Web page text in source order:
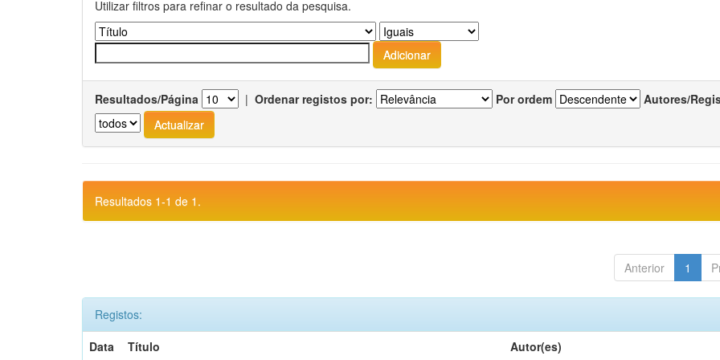
Utilizar filtros para refinar o resultado da pesquisa.
Resultados/Página | Ordenar registos por: Por ordem Autores/
Resultados 1-1 de 1.
Anterior 1
Registos:
Data
Título Autor(es)